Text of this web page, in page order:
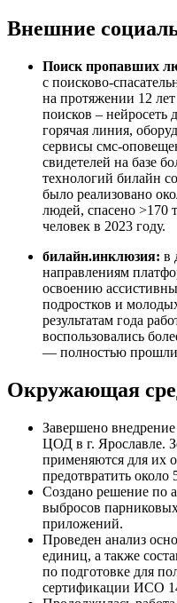
Внешние
Поиск пропавших
с поисково-
на протяжении 12
поисков – нейросеть
горячая линия,
сервисы смс-
свидетелей на базе
технологий билайн
было реализовано
людей, спасено >170
человек в 2023 году.
билайн.инклюзия: в
направлениям
освоению
подростков и
результатам года
воспользовались
— полностью
Окружающая
Завершено
ЦОД в г. Ярославле.
применяются для их
предотвратить
Создано решение по
выбросов
приложений.
Проведен анализ
единиц, а также
по подготовке для
сертификации ИСО